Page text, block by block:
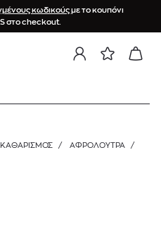
κωδικούςμε το κουπόνι
στο checkout.
ΚΑΘΑΡΙΣΜΌΣ / ΑΦΡΌΛΟΥΤΡΑ
/